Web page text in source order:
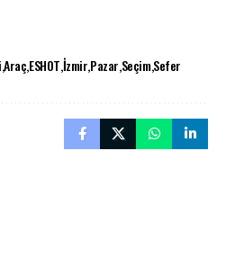
AraçESHOTİzmirPazarSeçimSefer